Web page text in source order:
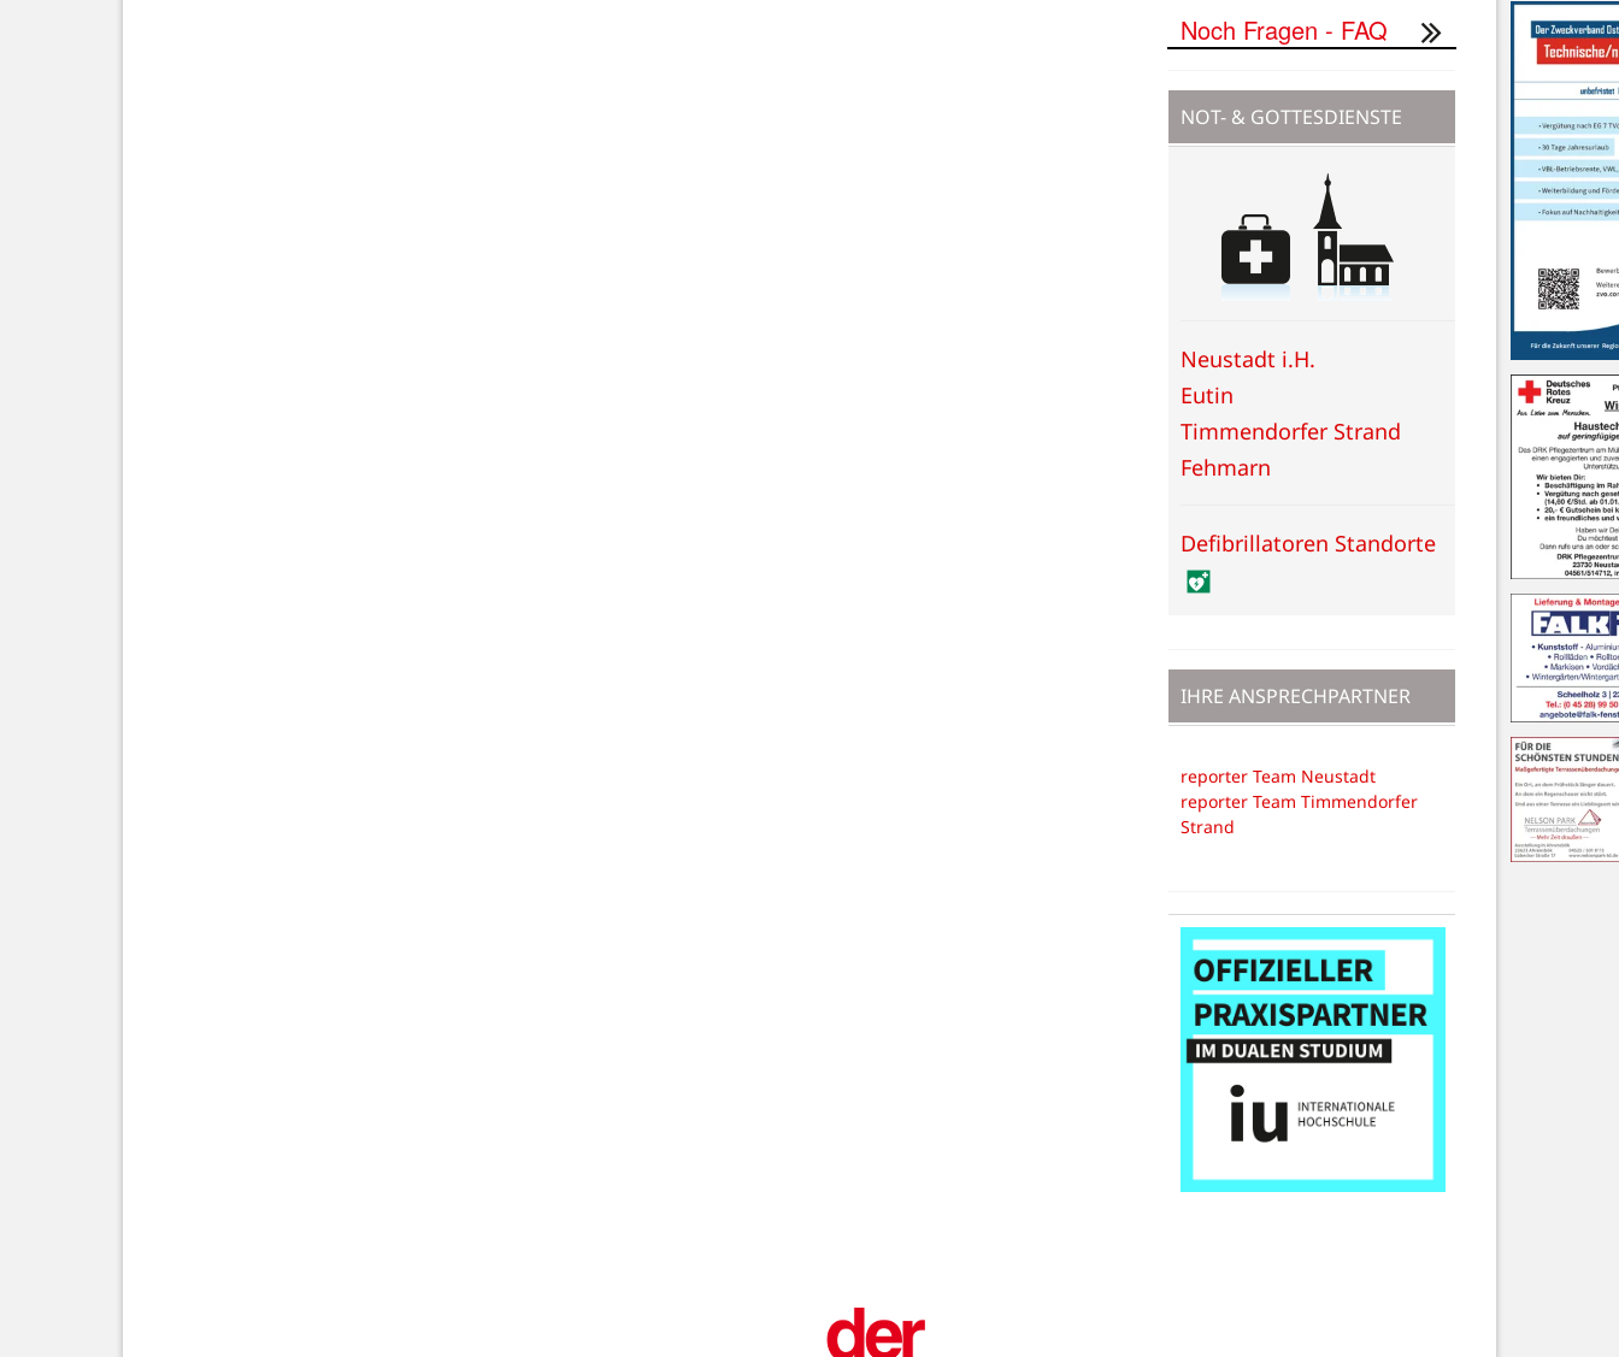
Noch Fragen - FAQ
NOT- & GOTTESDIENSTE
Neustadt i.H.
Eutin
Timmendorfer Strand
Fehmarn
Defibrillatoren Standorte
IHRE ANSPRECHPARTNER
reporter Team Neustadt
reporter Team Timmendorfer
Strand